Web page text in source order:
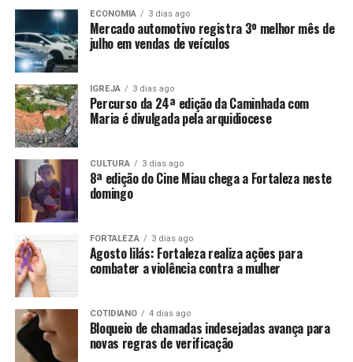
ECONOMIA 3 dias ago
Mercado automotivo registra 3º melhor mês de
julho em vendas de veículos
IGREJA 3 dias ago
Percurso da 24ª edição da Caminhada com
Maria é divulgada pela arquidiocese
CULTURA 3 dias ago
8ª edição do Cine Miau chega a Fortaleza neste
domingo
FORTALEZA 3 dias ago
Agosto lilás: Fortaleza realiza ações para
combater a violência contra a mulher
COTIDIANO 4 dias ago
Bloqueio de chamadas indesejadas avança para
novas regras de verificação